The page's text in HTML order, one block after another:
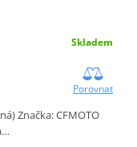
Skladem
Porovnat
Značka: CFMOTO